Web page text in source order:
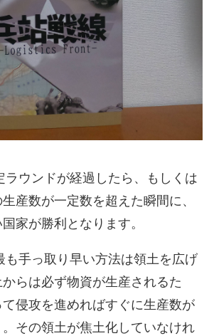
ラウンドが経過したら、もしくは
産数が一定数を超えた瞬間に、
家が勝利となります。
も手っ取り早い方法は領土を広げ
らは必ず物資が生産されるた
侵攻を進めればすぐに生産数が
その領土が焦土化していなけれ